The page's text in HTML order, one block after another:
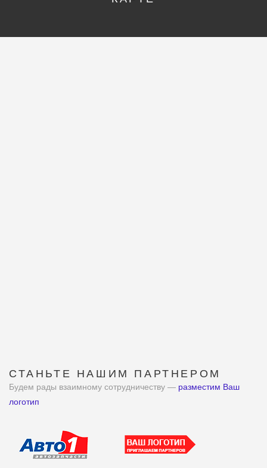
СТАНЬТЕ НАШИМ ПАРТНЕРОМ
Будем рады взаимному сотрудничеству — разместим Ваш
логотип